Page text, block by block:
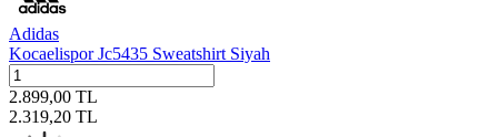
Adidas
Kocaelispor Jc5435 Sweatshirt Siyah
2.899,00 TL
2.319,20 TL